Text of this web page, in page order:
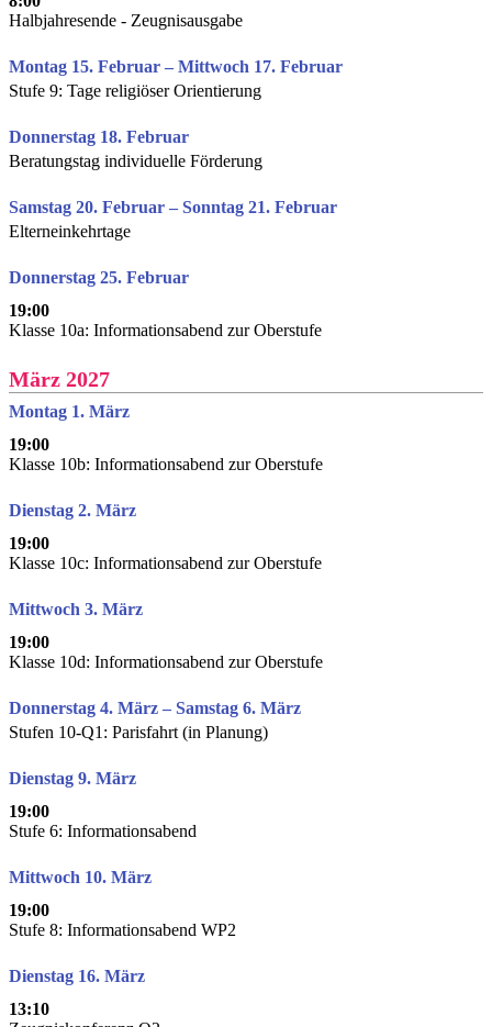
Halbjahresende - Zeugnisausgabe
Montag 15. Februar – Mittwoch 17. Februar
Stufe 9: Tage religiöser Orientierung
Donnerstag 18. Februar
Beratungstag individuelle Förderung
Samstag 20. Februar – Sonntag 21. Februar
Elterneinkehrtage
Donnerstag 25. Februar
19:00
Klasse 10a: Informationsabend zur Oberstufe
März 2027
Montag 1. März
19:00
Klasse 10b: Informationsabend zur Oberstufe
Dienstag 2. März
19:00
Klasse 10c: Informationsabend zur Oberstufe
Mittwoch 3. März
19:00
Klasse 10d: Informationsabend zur Oberstufe
Donnerstag 4. März – Samstag 6. März
Stufen 10-Q1: Parisfahrt (in Planung)
Dienstag 9. März
19:00
Stufe 6: Informationsabend
Mittwoch 10. März
19:00
Stufe 8: Informationsabend WP2
Dienstag 16. März
13:10